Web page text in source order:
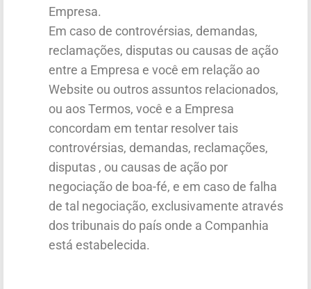
Empresa.
Em caso de controvérsias, demandas,
reclamações, disputas ou causas de ação
entre a Empresa e você em relação ao
Website ou outros assuntos relacionados,
ou aos Termos, você e a Empresa
concordam em tentar resolver tais
controvérsias, demandas, reclamações,
disputas , ou causas de ação por
negociação de boa-fé, e em caso de falha
de tal negociação, exclusivamente através
dos tribunais do país onde a Companhia
está estabelecida.